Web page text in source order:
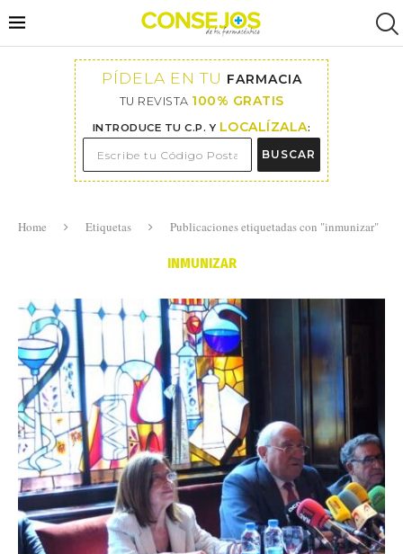
PÍDELA EN TU FARMACIA
TU REVISTA 100% GRATIS
INTRODUCE TU C.P. Y LOCALÍZALA:
BUSCAR
Home Etiquetas Publicaciones etiquetadas con "inmunizar"
INMUNIZAR